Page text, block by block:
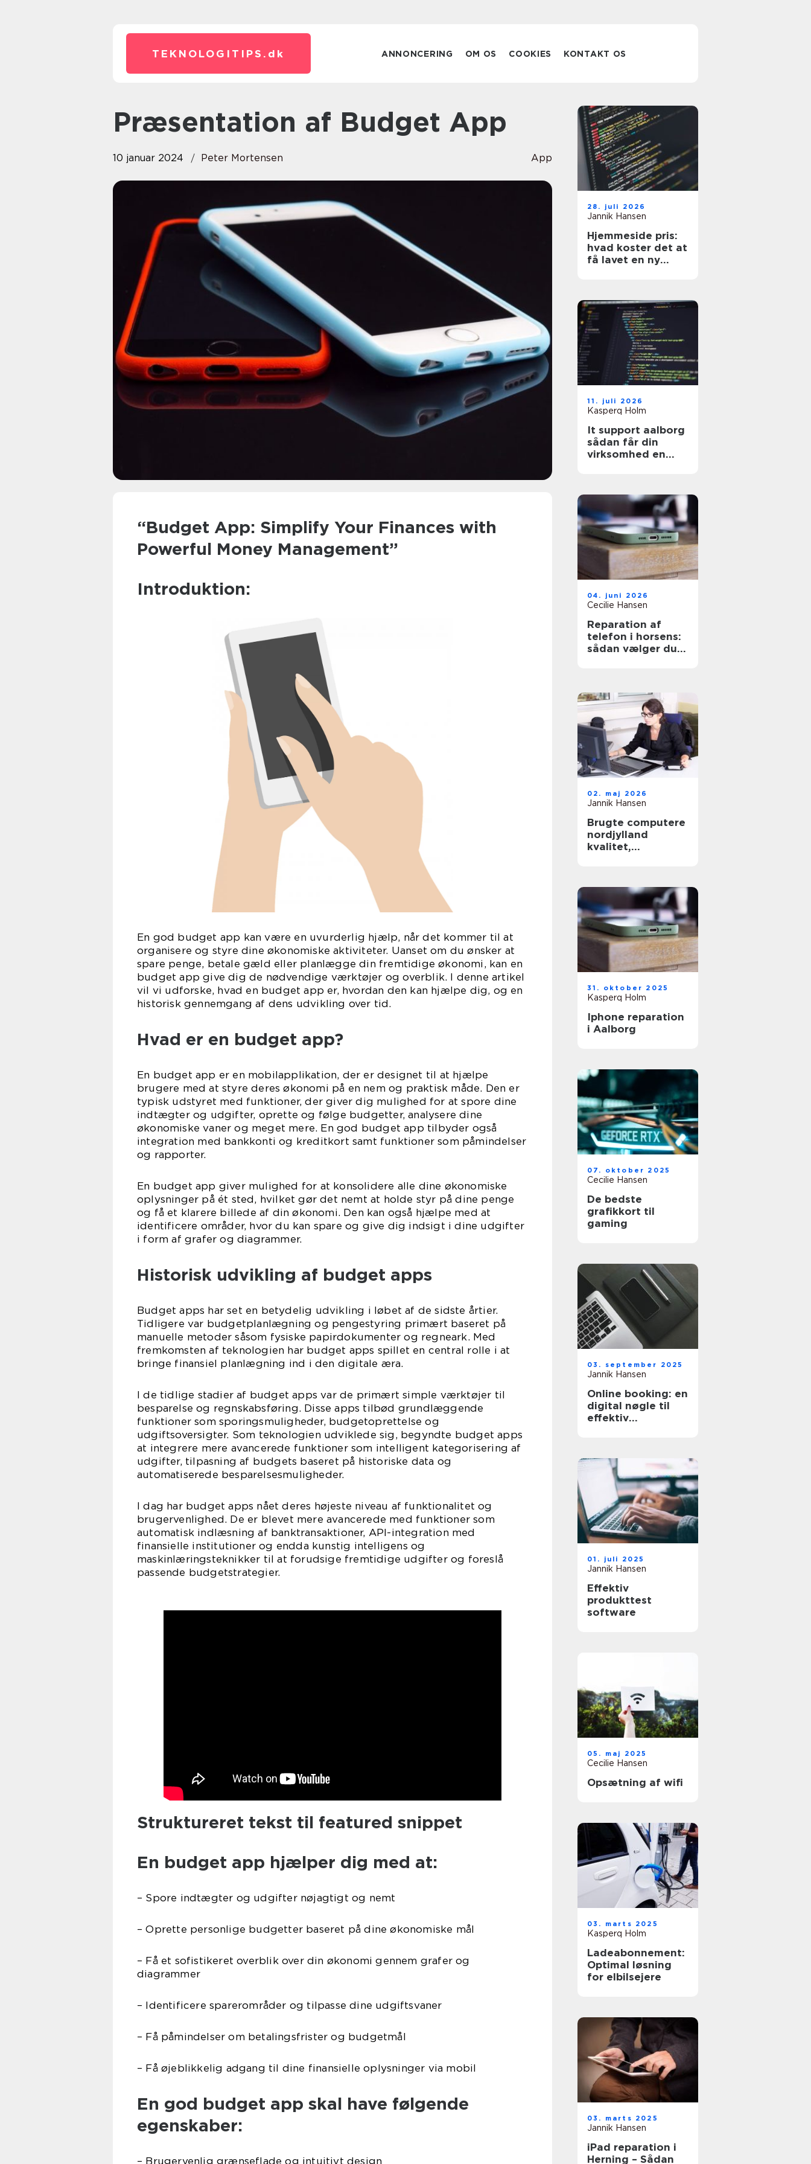
TEKNOLOGITIPS. dk ANNONCERING OM OS COOKIES KONTAKT OS
Præsentation af Budget App
10 januar 2024 Peter Mortensen App
“Budget App: Simplify Your Finances with
Powerful Money Management”
Introduktion:
En god budget app kan være en uvurderlig hjælp, når det kommer til at
organisere og styre dine økonomiske aktiviteter. Uanset om du ønsker at
spare penge, betale gæld eller planlægge din fremtidige økonomi, kan en
budget app give dig de nødvendige værktøjer og overblik. I denne artikel
vil vi udforske, hvad en budget app er, hvordan den kan hjælpe dig, og en
historisk gennemgang af dens udvikling over tid.
Hvad er en budget app?
En budget app er en mobilapplikation, der er designet til at hjælpe
brugere med at styre deres økonomi på en nem og praktisk måde. Den er
typisk udstyret med funktioner, der giver dig mulighed for at spore dine
indtægter og udgifter, oprette og følge budgetter, analysere dine
økonomiske vaner og meget mere. En god budget app tilbyder også
integration med bankkonti og kreditkort samt funktioner som påmindelser
og rapporter.
En budget app giver mulighed for at konsolidere alle dine økonomiske
oplysninger på ét sted, hvilket gør det nemt at holde styr på dine penge
og få et klarere billede af din økonomi. Den kan også hjælpe med at
identificere områder, hvor du kan spare og give dig indsigt i dine udgifter
i form af grafer og diagrammer.
Historisk udvikling af budget apps
Budget apps har set en betydelig udvikling i løbet af de sidste årtier.
Tidligere var budgetplanlægning og pengestyring primært baseret på
manuelle metoder såsom fysiske papirdokumenter og regneark. Med
fremkomsten af teknologien har budget apps spillet en central rolle i at
bringe finansiel planlægning ind i den digitale æra.
I de tidlige stadier af budget apps var de primært simple værktøjer til
besparelse og regnskabsføring. Disse apps tilbød grundlæggende
funktioner som sporingsmuligheder, budgetoprettelse og
udgiftsoversigter. Som teknologien udviklede sig, begyndte budget apps
at integrere mere avancerede funktioner som intelligent kategorisering af
udgifter, tilpasning af budgets baseret på historiske data og
automatiserede besparelsesmuligheder.
I dag har budget apps nået deres højeste niveau af funktionalitet og
brugervenlighed. De er blevet mere avancerede med funktioner som
automatisk indlæsning af banktransaktioner, API-integration med
finansielle institutioner og endda kunstig intelligens og
maskinlæringsteknikker til at forudsige fremtidige udgifter og foreslå
passende budgetstrategier.
Struktureret tekst til featured snippet
En budget app hjælper dig med at:
– Spore indtægter og udgifter nøjagtigt og nemt
– Oprette personlige budgetter baseret på dine økonomiske mål
– Få et sofistikeret overblik over din økonomi gennem grafer og
diagrammer
– Identificere sparerområder og tilpasse dine udgiftsvaner
– Få påmindelser om betalingsfrister og budgetmål
– Få øjeblikkelig adgang til dine finansielle oplysninger via mobil
En god budget app skal have følgende
egenskaber:
– Brugervenlig grænseflade og intuitivt design
28. juli 2026
Jannik Hansen
Hjemmeside pris:
hvad koster det at
få lavet en ny
11. juli 2026
Kasperq Holm
It support aalborg
sådan får din
virksomhed en
04. juni 2026
Cecilie Hansen
Reparation af
telefon i horsens:
sådan vælger du
02. maj 2026
Jannik Hansen
Brugte computere
nordjylland
kvalitet,
31. oktober 2025
Kasperq Holm
Iphone reparation
i Aalborg
07. oktober 2025
Cecilie Hansen
De bedste
grafikkort til
gaming
03. september 2025
Jannik Hansen
Online booking: en
digital nøgle til
effektiv
01. juli 2025
Jannik Hansen
Effektiv
produkttest
software
05. maj 2025
Cecilie Hansen
Opsætning af wifi
03. marts 2025
Kasperq Holm
Ladeabonnement:
Optimal løsning
for elbilsejere
03. marts 2025
Jannik Hansen
iPad reparation i
Herning – Sådan